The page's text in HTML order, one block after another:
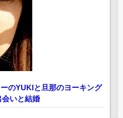
のYUKIと旦那のヨーキング
会いと結婚